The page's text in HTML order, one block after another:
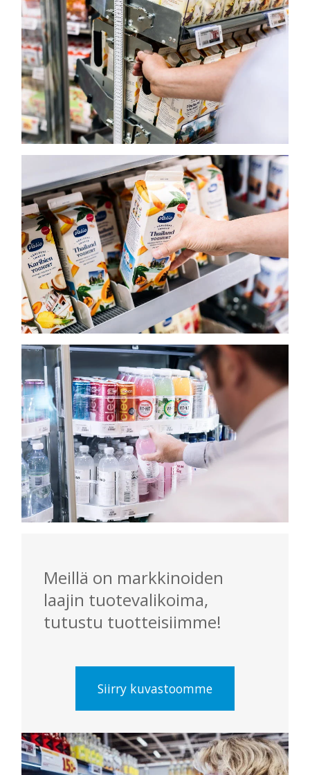
Meillä on markkinoiden
laajin tuotevalikoima,
tutustu tuotteisiimme!
Siirry kuvastoomme